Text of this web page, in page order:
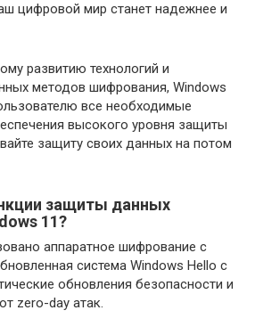
цифровой мир станет надежнее и
развитию технологий и
методов шифрования, Windows
все необходимые
высокого уровня защиты
защиту своих данных на потом
защиты данных
11?
аппаратное шифрование с
система Windows Hello с
обновления безопасности и
zero-day атак.